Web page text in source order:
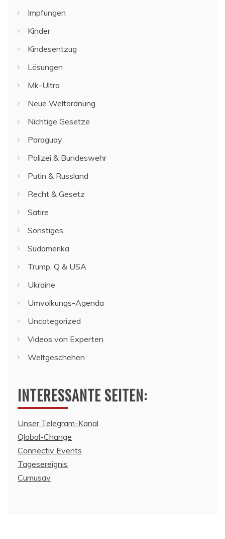
Impfungen
Kinder
Kindesentzug
Lösungen
Mk-Ultra
Neue Weltordnung
Nichtige Gesetze
Paraguay
Polizei & Bundeswehr
Putin & Russland
Recht & Gesetz
Satire
Sonstiges
Südamerika
Trump, Q & USA
Ukraine
Umvolkungs-Agenda
Uncategorized
Videos von Experten
Weltgeschehen
INTERESSANTE SEITEN:
Unser Telegram-Kanal
Qlobal-Change
Connectiv Events
Tagesereignis
Cumusav